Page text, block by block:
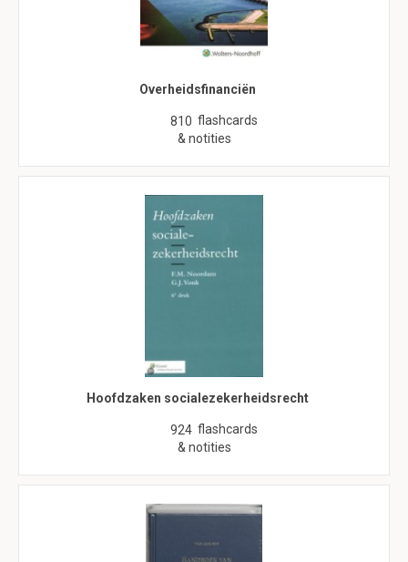
Overheidsfinanciën
810 flashcards
& notities
Hoofdzaken socialezekerheidsrecht
924 flashcards
& notities